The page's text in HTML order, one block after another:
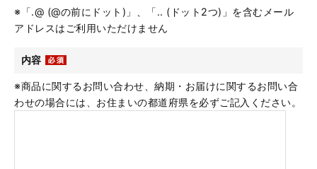
※「.@ (@の前にドット)」、「.. (ドット2つ)」を含むメール
アドレスはご利用いただけません
内容
※商品に関するお問い合わせ、納期・お届けに関するお問い合
わせの場合には、お住まいの都道府県を必ずご記入ください。